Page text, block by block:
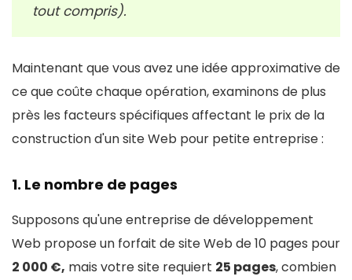
tout compris).
Maintenant que vous avez une idée approximative de
ce que coûte chaque opération, examinons de plus
près les facteurs spécifiques affectant le prix de la
construction d'un site Web pour petite entreprise :
1. Le nombre de pages
Supposons qu'une entreprise de développement
Web propose un forfait de site Web de 10 pages pour
2 000 €, mais votre site requiert 25 pages, combien